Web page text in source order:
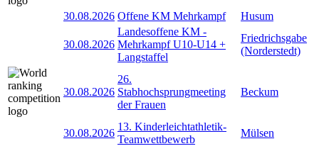
30.08.2026 Offene KM Mehrkampf Husum
30.08.2026
Landesoffene KM -
Mehrkampf U10-U14 +
Langstaffel
Friedrichsgabe
(Norderstedt)
30.08.2026
26.
Stabhochsprungmeeting
der Frauen
Beckum
30.08.2026
13. Kinderleichtathletik-
Teamwettbewerb
Mülsen